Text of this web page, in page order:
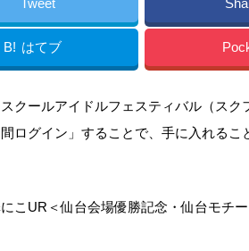
B! はてブ
クールアイドルフェスティバル（ス
ログイン」することで、手に入れる
こUR＜仙台会場優勝記念・仙台モチ